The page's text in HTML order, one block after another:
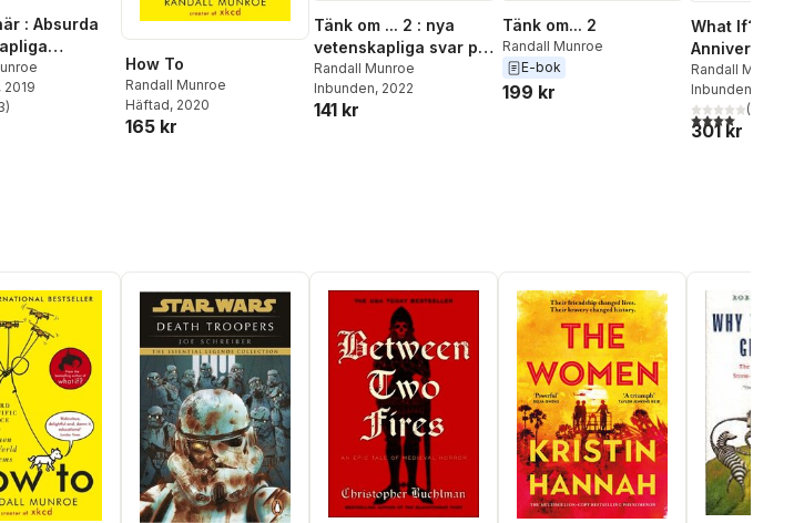
: Absurda
på verkliga
, 2019
Totalt antal röster:
)
How To
Randall Munroe
Häftad, 2020
165 kr
Tänk om ... 2 : nya
vetenskapliga svar på
absurda hypotetiska
frågor
Randall Munroe
Inbunden, 2022
141 kr
Tänk om... 2
Randall Munroe
E-bok
199 kr
What If? 10th
Anniversary
Randall Munroe
Inbunden
4,0utav 5(
301 kr